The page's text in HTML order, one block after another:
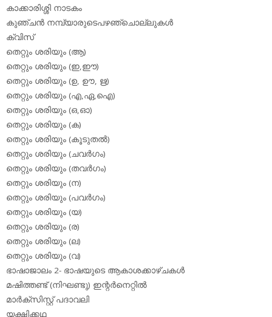
കാക്കാരിശ്ശി നാടകം
കുഞ്ചന്‍ നമ്പ്യാരുടെപഴഞ്ചൊല്ലുകള്‍
ക്വിസ്
തെറ്റും ശരിയും (ആ)
തെറ്റും ശരിയും (ഇ,ഈ)
തെറ്റും ശരിയും (ഉ, ഊ, ഋ)
തെറ്റും ശരിയും (എ,ഏ,ഐ)
തെറ്റും ശരിയും (ഒ,ഓ)
തെറ്റും ശരിയും (ക)
തെറ്റും ശരിയും (കൂടുതല്‍)
തെറ്റും ശരിയും (ചവര്‍ഗം)
തെറ്റും ശരിയും (തവര്‍ഗം)
തെറ്റും ശരിയും (ന)
തെറ്റും ശരിയും (പവര്‍ഗം)
തെറ്റും ശരിയും (യ)
തെറ്റും ശരിയും (ര)
തെറ്റും ശരിയും (ല)
തെറ്റും ശരിയും (വ)
ഭാഷാജാലം 2- ഭാഷയുടെ ആകാശക്കാഴ്ചകള്‍
മഷിത്തണ്ട് (നിഘണ്ടു) ഇന്റര്‍നെറ്റില്‍
മാര്‍ക്‌സിസ്റ്റ് പദാവലി
യക്ഷിക്കഥ